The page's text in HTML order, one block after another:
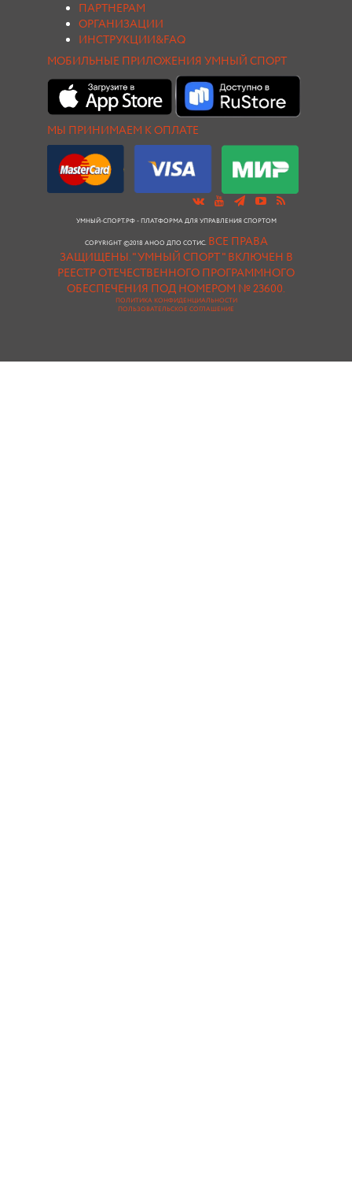
ПАРТНЕРАМ
ОРГАНИЗАЦИИ
ИНСТРУКЦИИ&FAQ
МОБИЛЬНЫЕ ПРИЛОЖЕНИЯ УМНЫЙ СПОРТ
МЫ ПРИНИМАЕМ К ОПЛАТЕ
УМНЫЙ-СПОРТ.РФ - ПЛАТФОРМА ДЛЯ УПРАВЛЕНИЯ СПОРТОМ
COPYRIGHT ©2018 АНОО ДПО СОТИС. ВСЕ ПРАВА
ЗАЩИЩЕНЫ."УМНЫЙ СПОРТ " ВКЛЮЧЕН В
РЕЕСТР ОТЕЧЕСТВЕННОГО ПРОГРАММНОГО
ОБЕСПЕЧЕНИЯ ПОД НОМЕРОМ № 23600.
ПОЛИТИКА КОНФИДЕНЦИАЛЬНОСТИ
ПОЛЬЗОВАТЕЛЬСКОЕ СОГЛАШЕНИЕ